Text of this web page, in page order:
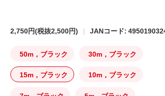
2,750円(税抜2,500円) JANコード:
50m，ブラック 30m，ブラック
15m，ブラック 10m，ブラック